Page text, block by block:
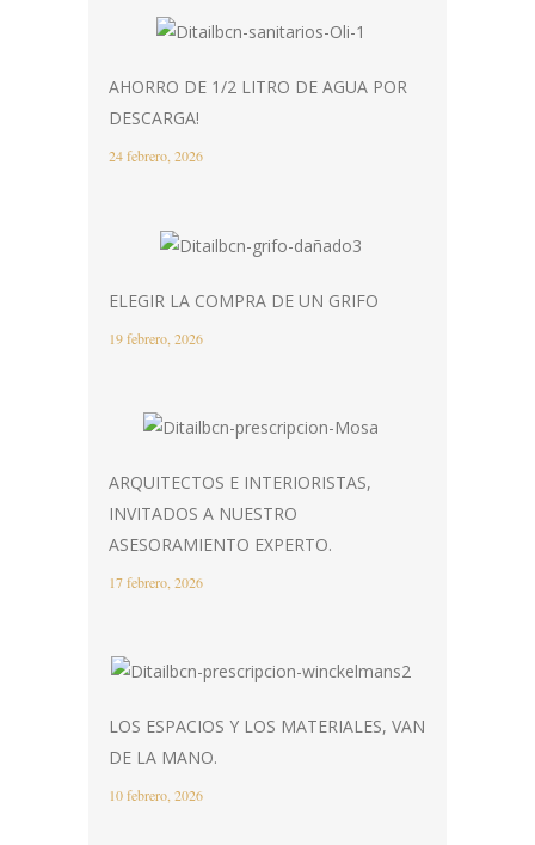
AHORRO DE 1/2 LITRO DE AGUA POR
DESCARGA!
24 febrero, 2026
ELEGIR LA COMPRA DE UN GRIFO
19 febrero, 2026
ARQUITECTOS E INTERIORISTAS,
INVITADOS A NUESTRO
ASESORAMIENTO EXPERTO.
17 febrero, 2026
LOS ESPACIOS Y LOS MATERIALES, VAN
DE LA MANO.
10 febrero, 2026